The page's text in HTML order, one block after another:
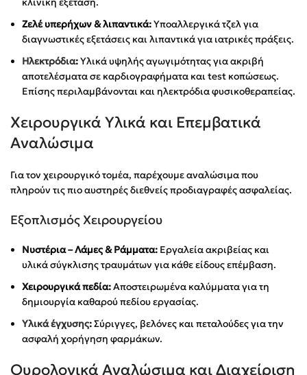
Ζελέ υπερήχων & λιπαντικά:Υποαλλεργικά τζελ για
διαγνωστικές εξετάσεις και λιπαντικά για ιατρικές πράξεις.
Ηλεκτρόδια:Υλικά υψηλής αγωγιμότητας για ακριβή
αποτελέσματα σε καρδιογραφήματα και test κοπώσεως.
Επίσης περιλαμβάνονται και ηλεκτρόδια φυσικοθεραπείας.
Χειρουργικά Υλικά και Επεμβατικά
Αναλώσιμα
Για τον χειρουργικό τομέα, παρέχουμε αναλώσιμα που
πληρούν τις πιο αυστηρές διεθνείς προδιαγραφές ασφαλείας.
Εξοπλισμός Χειρουργείου
Νυστέρια – Λάμες & Ράμματα: Εργαλεία ακριβείας και
υλικά σύγκλισης τραυμάτων για κάθε είδους επέμβαση.
Χειρουργικά πεδία:Αποστειρωμένα καλύμματα για τη
δημιουργία καθαρού πεδίου εργασίας.
Υλικά έγχυσης:Σύριγγες, βελόνες και πεταλούδες για την
ασφαλή χορήγηση φαρμάκων.
Ουρολογικά Αναλώσιμα και Διαχείριση